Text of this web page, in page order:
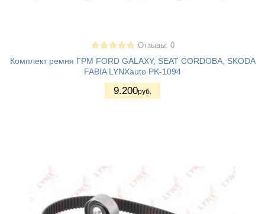
Отзывы: 0
Комплект ремня ГРМ FORD GALAXY, SEAT CORDOBA, SKODA
FABIA LYNXauto PK-1094
9.200руб.